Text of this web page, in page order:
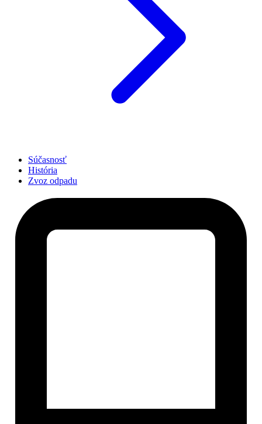
Súčasnosť
História
Zvoz odpadu